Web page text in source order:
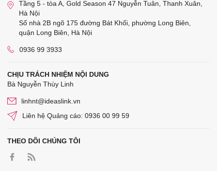
Tầng 5 - tòa A, Gold Season 47 Nguyễn Tuân, Thanh Xuân,
Hà Nội
Số nhà 2B ngõ 175 đường Bát Khối, phường Long Biên,
quận Long Biên, Hà Nội
0936 99 3933
CHỊU TRÁCH NHIỆM NỘI DUNG
Bà Nguyễn Thùy Linh
linhnt@ideaslink.vn
Liên hệ Quảng cáo: 0936 00 99 59
THEO DÕI CHÚNG TÔI